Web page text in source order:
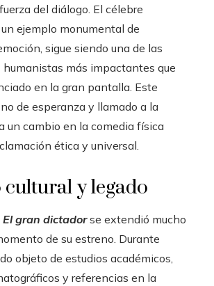
del diálogo. El célebre
ejemplo monumental de
sigue siendo una de las
humanistas más impactantes que
en la gran pantalla. Este
de esperanza y llamado a la
un cambio en la comedia física
ética y universal.
y legado
El gran dictadorse extendió mucho
de su estreno. Durante
objeto de estudios académicos,
y referencias en la